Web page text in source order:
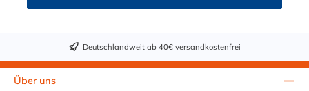
Deutschlandweit ab 40€ versandkostenfrei
Über uns